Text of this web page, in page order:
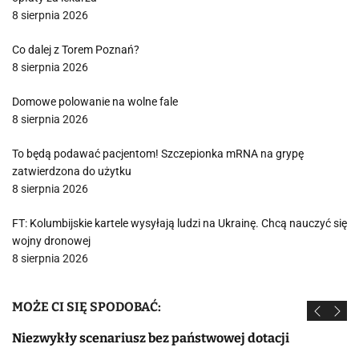
8 sierpnia 2026
Co dalej z Torem Poznań?
8 sierpnia 2026
Domowe polowanie na wolne fale
8 sierpnia 2026
To będą podawać pacjentom! Szczepionka mRNA na grypę
zatwierdzona do użytku
8 sierpnia 2026
FT: Kolumbijskie kartele wysyłają ludzi na Ukrainę. Chcą nauczyć się
wojny dronowej
8 sierpnia 2026
MOŻE CI SIĘ SPODOBAĆ:
Niezwykły scenariusz bez państwowej dotacji